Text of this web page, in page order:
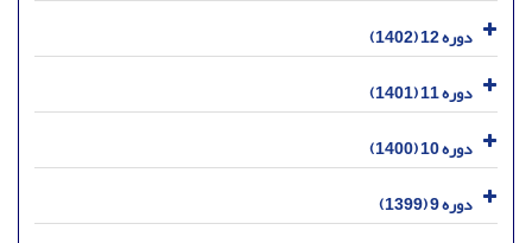
دوره 12 (1402)
دوره 11 (1401)
دوره 10 (1400)
دوره 9 (1399)